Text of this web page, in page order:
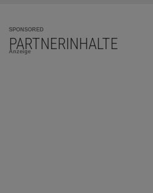
SPONSORED
PARTNERINHALTE
Anzeige